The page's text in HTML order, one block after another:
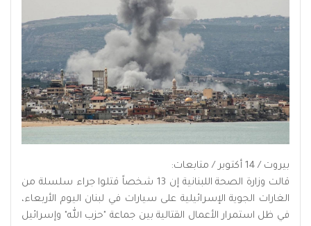
بيروت / 14 أكتوبر / متابعات:
قالت وزارة الصحة اللبنانية إن 13 شخصاً قتلوا جراء سلسلة من
الغارات الجوية الإسرائيلية على سيارات في لبنان اليوم الأربعاء،
في ظل استمرار الأعمال القتالية بين جماعة "حزب الله" وإسرائيل